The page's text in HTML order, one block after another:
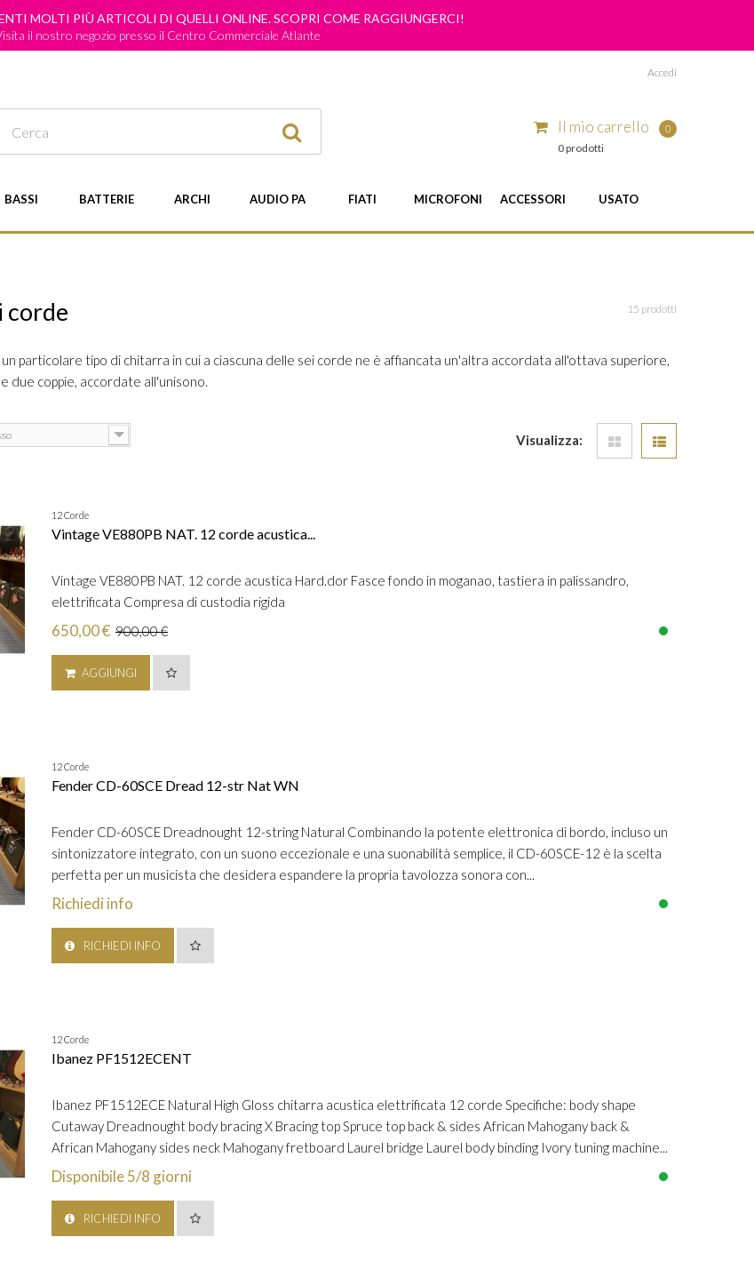
MOLTI PIÙ ARTICOLI DI QUELLI ONLINE. SCOPRI COME RAGGIUNGERCI!
il nostro negozio presso il Centro Commerciale Atlante
Accedi
Il mio carrello
0
0 prodotti
BASSI BATTERIE ARCHI AUDIO PA FIATI MICROFONI ACCESSORI USATO
15 prodotti
corde
particolare tipo di chitarra in cui a ciascuna delle sei corde ne è affiancata un'altra accordata all'ottava superiore,
due coppie, accordate all'unisono.
Visualizza:
12 Corde
Vintage VE880PB NAT. 12 corde acustica...
Vintage VE880PB NAT. 12 corde acustica Hard.dor Fasce fondo in moganao, tastiera in palissandro,
elettrificata Compresa di custodia rigida
650,00 € 900,00 €
AGGIUNGI
12 Corde
Fender CD-60SCE Dread 12-str Nat WN
Fender CD-60SCE Dreadnought 12-string Natural Combinando la potente elettronica di bordo, incluso un
sintonizzatore integrato, con un suono eccezionale e una suonabilità semplice, il CD-60SCE-12 è la scelta
perfetta per un musicista che desidera espandere la propria tavolozza sonora con...
Richiedi info
RICHIEDI INFO
12 Corde
Ibanez PF1512ECENT
Ibanez PF1512ECE Natural High Gloss chitarra acustica elettrificata 12 corde Specifiche: body shape
Cutaway Dreadnought body bracing X Bracing top Spruce top back & sides African Mahogany back &
African Mahogany sides neck Mahogany fretboard Laurel bridge Laurel body binding Ivory tuning machine...
Disponibile 5/8 giorni
RICHIEDI INFO